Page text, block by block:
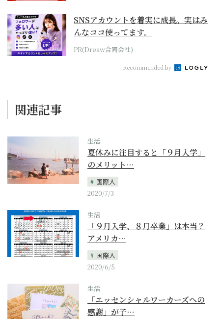
SNSアカウントを着実に成長。実はみ
んなココ使ってます。
PR(Dreaw合同会社)
Recommended by
関連記事
生活
夏休みに注目すると「９月入学」
のメリット…
国際人
2020/7/3
生活
「９月入学、８月卒業」は本当？
アメリカ…
国際人
2020/6/5
生活
「エッセンシャルワーカーズへの
感謝」が子…